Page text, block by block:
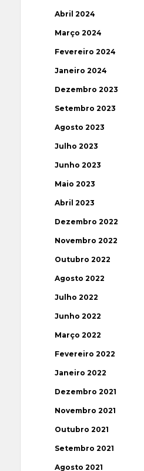
Abril 2024
Março 2024
Fevereiro 2024
Janeiro 2024
Dezembro 2023
Setembro 2023
Agosto 2023
Julho 2023
Junho 2023
Maio 2023
Abril 2023
Dezembro 2022
Novembro 2022
Outubro 2022
Agosto 2022
Julho 2022
Junho 2022
Março 2022
Fevereiro 2022
Janeiro 2022
Dezembro 2021
Novembro 2021
Outubro 2021
Setembro 2021
Agosto 2021